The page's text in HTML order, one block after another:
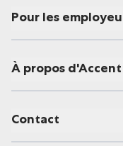
Pour les
À propos d'Accent
Contact